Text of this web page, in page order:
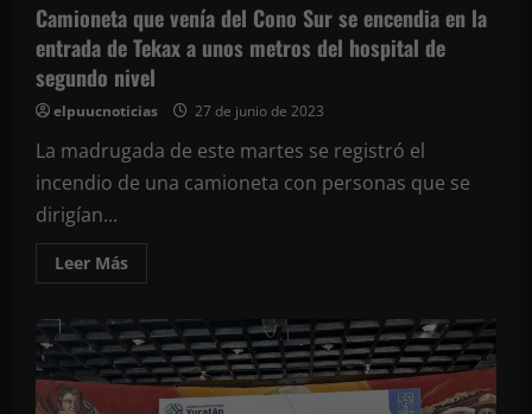
Camioneta que venía del Cono Sur se encendia en la
entrada de Tekax a unos metros del hospital de
segundo nivel
elpuucnoticias 27 de junio de 2023
La madrugada de este martes se registró el
incendio de una camioneta con personas que se
dirigían...
Leer MásLeer
más
Camioneta
que
venía
del
Cono